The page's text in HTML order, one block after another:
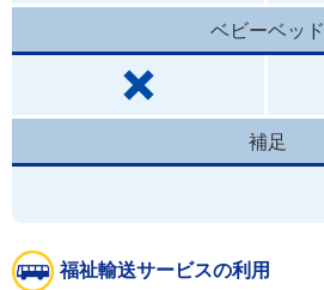
ベビーベッド
補足
福祉輸送サービスの利用